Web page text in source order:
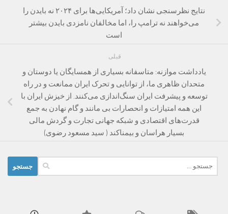
نتایج نظرسنجی نشان داد؛ آمریکایی‌ها برای ۲۰۲۴ نه بایدن را
می‌خواهند نه ترامپ را، اما مخالفان نامزدی بایدن بیشتر
است
قبلی
یادداشت موازنه: متاسفانه بسیاری از همسایگان یا دوستان و
متحدان ظاهری ما، از توانایی و تحرک ایران ممانعت و در راه
توسعه و پیشرفت ایران سنگ‌اندازی می‌کنند. از خیزش ایران با
این همه امتیازات و انحصارات بی مانند و گام نهادن به جمع
قدرت‌های اقتصادی و شبکه جهانی تجارت و گردش مالی
بسیار هراسان و بیمناکند ( سید مسعود رضوی)
برای: